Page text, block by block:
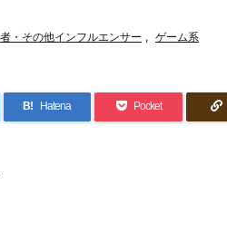
・その他インフルエンサー , ゲーム系
B! Hatena Pocket